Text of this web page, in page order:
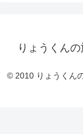
りょうくん
© 2010 りょうくん